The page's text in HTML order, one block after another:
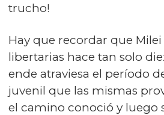
trucho!
Hay que recordar que Milei
libertarias hace tan solo
ende atraviesa el período
juvenil que las mismas
el camino conoció y luego